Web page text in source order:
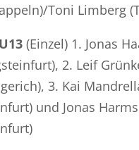
Toni Limberg
(Einzel) 1. Jonas
2. Leif
3. Kai
und Jonas